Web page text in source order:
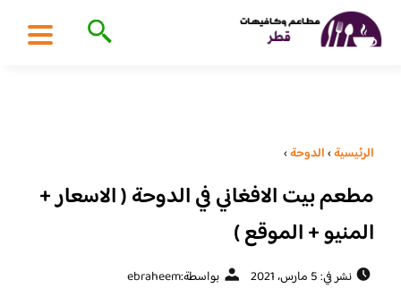
الرئيسية›الدوحة›
مطعم بيت الافغاني في الدوحة ( الاسعار +
المنيو + الموقع )
نشر في: 5 مارس، 2021 بواسطة:ebraheem